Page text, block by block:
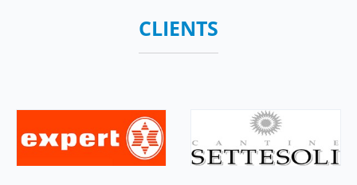
CLIENTS